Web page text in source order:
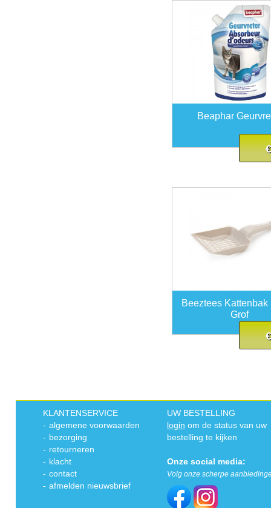
Beaphar
Beeztees Kattenbak
Grof
KLANTENSERVICE
- algemene voorwaarden
- bezorging
- retourneren
- klacht
- contact
- afmelden nieuwsbrief
UW BESTELLING
login om de status van uw
bestelling te kijken
Onze social media:
Volg onze scherpe